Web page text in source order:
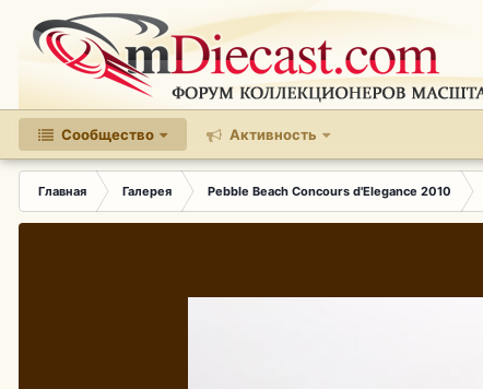
Сообщество Активность
Главная Галерея Pebble Beach Concours d'Elegance 2010